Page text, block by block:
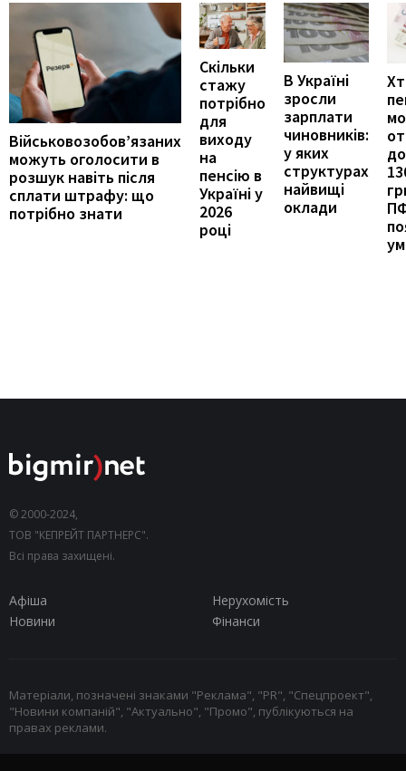
Військовозобов’язаних
можуть оголосити в
розшук навіть після
сплати штрафу: що
потрібно знати
Скільки
стажу
потрібно
для
виходу
на
пенсію в
Україні у
2026
році
В Україні
зросли
зарплати
чиновників:
у яких
структурах
найвищі
оклади
© 2000-2024,
ТОВ "КЕПРЕЙТ ПАРТНЕРС".
Всі права захищені.
Афіша
Нерухомість
Новини
Фінанси
Матеріали, позначені знаками "Реклама", "PR", "Спецпроект",
"Новини компаній", "Актуально", "Промо", публікуються на
правах реклами.